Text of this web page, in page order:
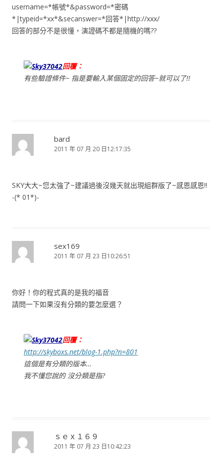
username=*帳號*&password=*密碼
*|typeid=*xx*&secanswer=*回答*|http://xxx/
回答的部分不是很懂，演證碼不都是隨機的嗎??
Sky37042回覆：
有些驗證條件~ 指是要輸入某個固定的回答~就可以了!!
bard
2011 年 07 月 20 日12:17:35
SKY大大~您太強了~建議過後沒幾天就出現組群版了~感恩感恩!!
-(* 01*)-
sex169
2011 年 07 月 23 日10:26:51
你好！你的程式真的是我的福音
請問一下如果沒有分類的要怎麼選？
Sky37042回覆：
http://skyboxs.net/blog-1.php?n=801
這個是有分類的版本…
我不懂您說的 沒分類是指?
ｓｅｘ１６９
2011 年 07 月 23 日10:42:23